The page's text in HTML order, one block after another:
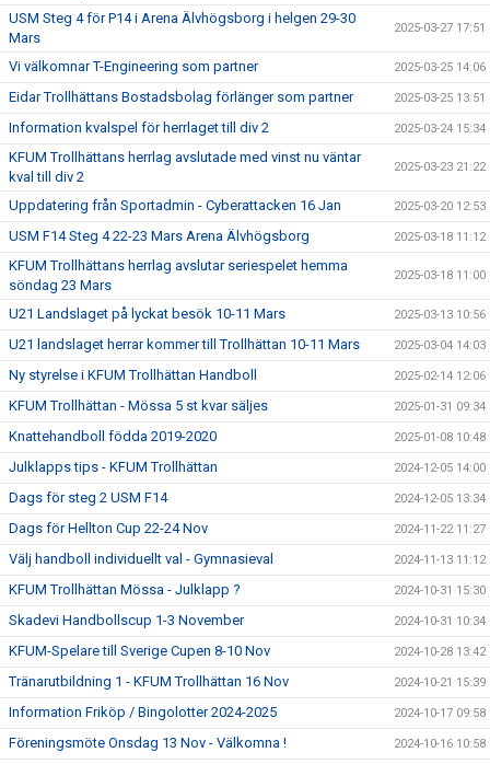
USM Steg 4 för P14 i Arena Älvhögsborg i helgen 29-30
Mars
2025-03-27 17:51
Vi välkomnar T-Engineering som partner 2025-03-25 14:06
Eidar Trollhättans Bostadsbolag förlänger som partner 2025-03-25 13:51
Information kvalspel för herrlaget till div 2 2025-03-24 15:34
KFUM Trollhättans herrlag avslutade med vinst nu väntar
kval till div 2
2025-03-23 21:22
Uppdatering från Sportadmin - Cyberattacken 16 Jan 2025-03-20 12:53
USM F14 Steg 4 22-23 Mars Arena Älvhögsborg 2025-03-18 11:12
KFUM Trollhättans herrlag avslutar seriespelet hemma
söndag 23 Mars
2025-03-18 11:00
U21 Landslaget på lyckat besök 10-11 Mars 2025-03-13 10:56
U21 landslaget herrar kommer till Trollhättan 10-11 Mars 2025-03-04 14:03
Ny styrelse i KFUM Trollhättan Handboll 2025-02-14 12:06
KFUM Trollhättan - Mössa 5 st kvar säljes 2025-01-31 09:34
Knattehandboll födda 2019-2020 2025-01-08 10:48
Julklapps tips - KFUM Trollhättan 2024-12-05 14:00
Dags för steg 2 USM F14 2024-12-05 13:34
Dags för Hellton Cup 22-24 Nov 2024-11-22 11:27
Välj handboll individuellt val - Gymnasieval 2024-11-13 11:12
KFUM Trollhättan Mössa - Julklapp ? 2024-10-31 15:30
Skadevi Handbollscup 1-3 November 2024-10-31 10:34
KFUM-Spelare till Sverige Cupen 8-10 Nov 2024-10-28 13:42
Tränarutbildning 1 - KFUM Trollhättan 16 Nov 2024-10-21 15:39
Information Friköp / Bingolotter 2024-2025 2024-10-17 09:58
Föreningsmöte Onsdag 13 Nov - Välkomna ! 2024-10-16 10:58